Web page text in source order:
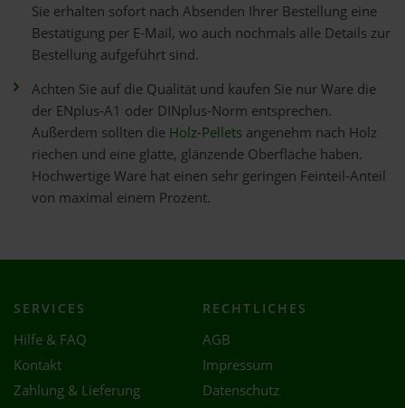
Sie erhalten sofort nach Absenden Ihrer Bestellung eine
Bestätigung per E-Mail, wo auch nochmals alle Details zur
Bestellung aufgeführt sind.
Achten Sie auf die Qualität und kaufen Sie nur Ware die
der ENplus-A1 oder DINplus-Norm entsprechen.
Außerdem sollten die Holz-Pellets angenehm nach Holz
riechen und eine glatte, glänzende Oberfläche haben.
Hochwertige Ware hat einen sehr geringen Feinteil-Anteil
von maximal einem Prozent.
SERVICES
Hilfe & FAQ
Kontakt
Zahlung & Lieferung
RECHTLICHES
AGB
Impressum
Datenschutz